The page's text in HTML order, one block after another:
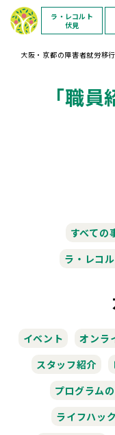
ラ・レコルト
伏見
大阪・京都の障害者就労移
「職
すべての
ラ・レコ
イベント オンラ
スタッフ紹介
プログラム
ライフハック